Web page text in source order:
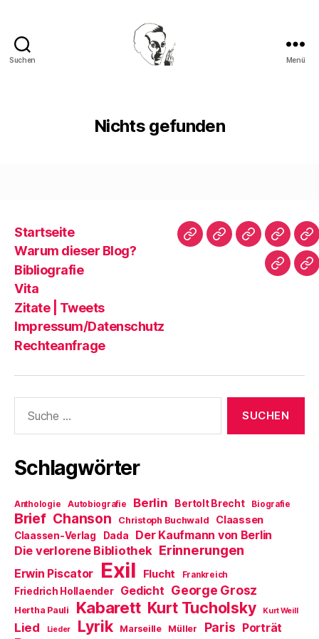
Suchen Menü
Nichts gefunden
Startseite
Warum dieser Blog?
Bibliografie
Vita
Zitate | Tweets
Impressum/Datenschutz
Rechteanfrage
Startseite
WarumBibliografie
Vita
|
nach:
Schlagwörter
Anthologie Autobiografie Berlin Bertolt Brecht Biografie
Brief Chanson Christoph Buchwald Claassen
Claassen-Verlag Dada Der Kaufmann von Berlin
Die verlorene Bibliothek Erinnerungen
Erwin Piscator Exil Flucht Frankreich
Friedrich Hollaender Gedicht George Grosz
Hertha Pauli Kabarett Kurt Tucholsky Kurt Weill
Lied Lieder Lyrik Marseille Müller Paris Porträt